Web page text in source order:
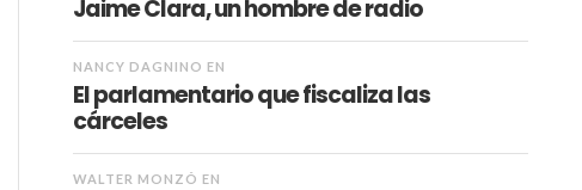
Jaime Clara, un hombre de radio
NANCY DAGNINO EN
El parlamentario que fiscaliza las
cárceles
WALTER MONZÓ EN